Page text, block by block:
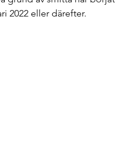
2022 eller därefter.